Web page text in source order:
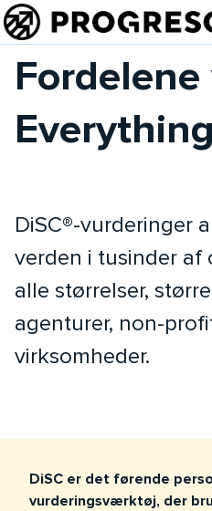
Fordelene
DiSC®-vurderinger
verden i tusinder af
alle størrelser,
agenturer, non-
virksomheder.
DiSC er det førende
vurderingsværktøj, der